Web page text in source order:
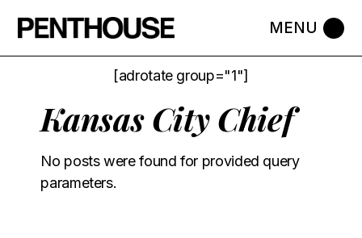
[adrotate group="1"]
Kansas City Chief
No posts were found for provided query
parameters.